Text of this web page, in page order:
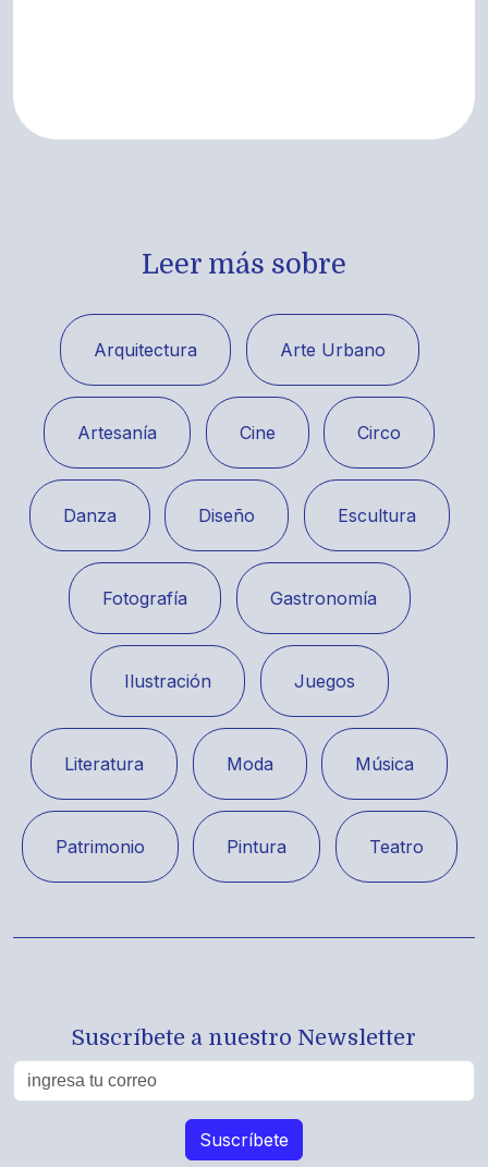
Leer más sobre
Arquitectura Arte Urbano
Artesanía Cine Circo
Danza Diseño Escultura
Fotografía Gastronomía
Ilustración Juegos
Literatura Moda Música
Patrimonio Pintura Teatro
Suscríbete a nuestro Newsletter